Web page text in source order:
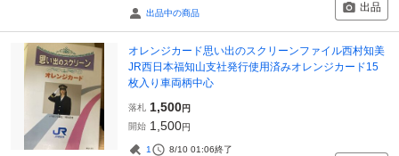
出品中の商品 出品
オレンジカード思い出のスクリーンファイル西村知美
JR西日本福知山支社発行使用済みオレンジカード15
枚入り車両柄中心
落札 1,500円
開始 1,500円
1 8/10 01:06終了